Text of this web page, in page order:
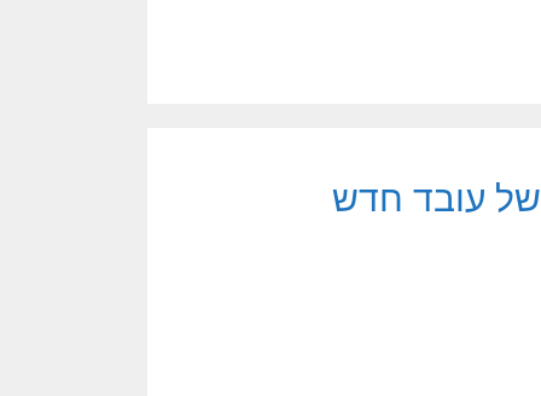
של עובד חדש